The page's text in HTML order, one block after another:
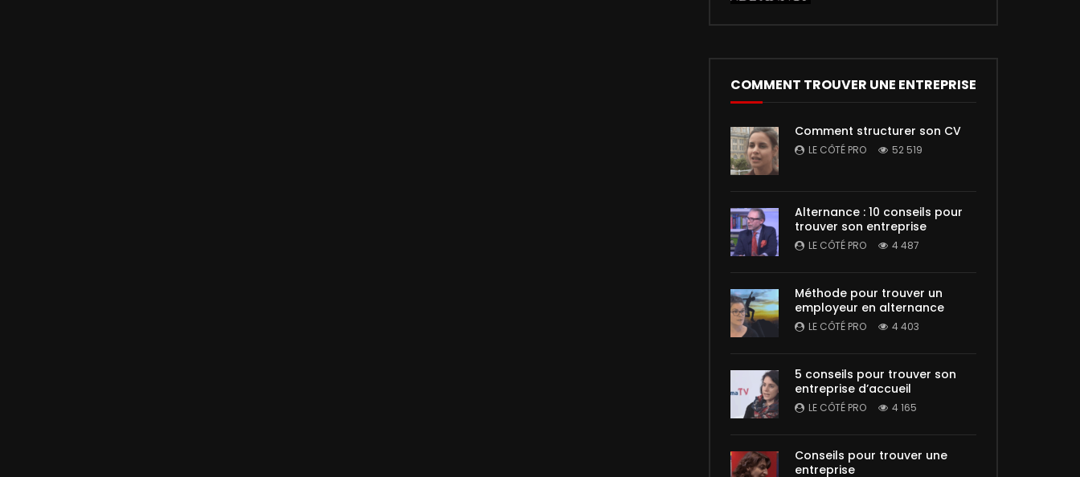
COMMENT TROUVER UNE ENTREPRISE
Comment structurer son CV
LE CÔTÉ PRO 52 519
Alternance : 10 conseils pour
trouver son entreprise
LE CÔTÉ PRO 4 487
Méthode pour trouver un
employeur en alternance
LE CÔTÉ PRO 4 403
5 conseils pour trouver son
entreprise d’accueil
LE CÔTÉ PRO 4 165
Conseils pour trouver une
entreprise